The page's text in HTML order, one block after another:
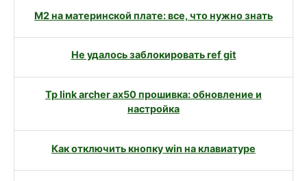
M2 на материнской плате: все, что нужно знать
Не удалось заблокировать ref git
Tp link archer ax50 прошивка: обновление и
настройка
Как отключить кнопку win на клавиатуре